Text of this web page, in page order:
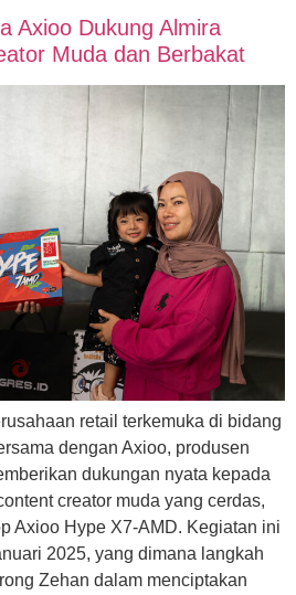
Axioo Dukung Almira
Muda dan Berbakat
retail terkemuka di bidang
dengan Axioo, produsen
dukungan nyata kepada
creator muda yang cerdas,
Axioo Hype X7-AMD. Kegiatan ini
2025, yang dimana langkah
Zehan dalam menciptakan